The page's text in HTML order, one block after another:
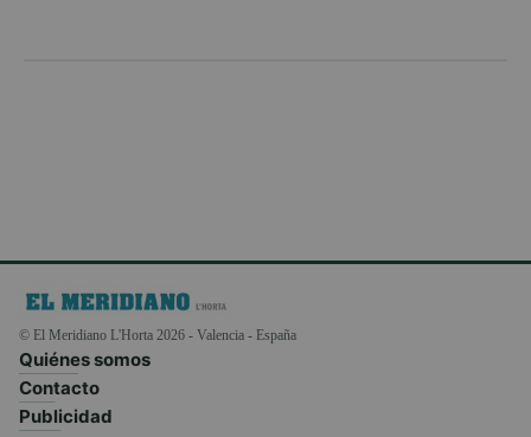
© El Meridiano L'Horta 2026 - Valencia - España
Quiénes somos
Contacto
Publicidad